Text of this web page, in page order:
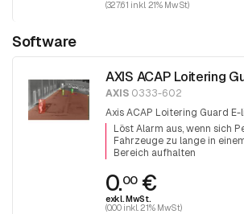
(327.61 inkl. 21% MwSt)
Software
AXIS ACAP Loitering
AXIS 0333-602
Axis ACAP Loitering Guard E-
Löst Alarm aus, wenn sich
Fahrzeuge zu lange in
Bereich aufhalten
0.00€
exkl. MwSt.
(0.00 inkl. 21% MwSt)